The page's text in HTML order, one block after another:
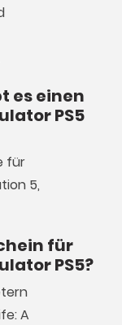
es einen
PS5
für
5,
für
PS5?
A